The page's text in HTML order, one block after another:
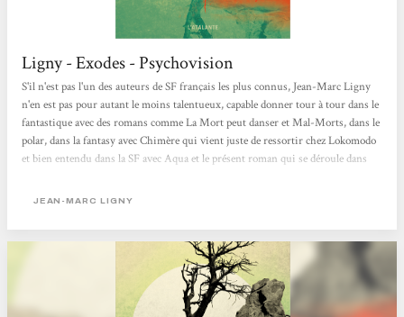
Ligny - Exodes - Psychovision
S'il n'est pas l'un des auteurs de SF français les plus connus, Jean-Marc Ligny
n'en est pas pour autant le moins talentueux, capable donner tour à tour dans le
fantastique avec des romans comme La Mort peut danser et Mal-Morts, dans le
polar, dans la fantasy avec Chimère qui vient juste de ressortir chez Lokomodo
et bien entendu dans la SF avec Aqua et le présent roman qui se déroule dans
portraits, Jean-Marc Ligny dresse le portrait d'un futur peu enthousiasmant où
propre...
JEAN-MARC LIGNY